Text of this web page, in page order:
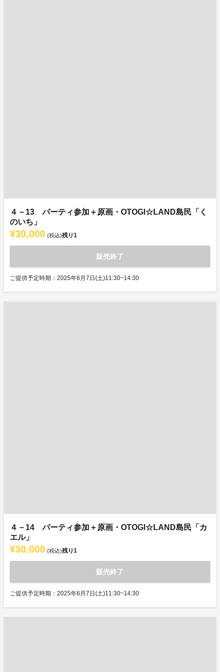
４－13 パーティ参加＋原画・OTOGI☆LAND島民「く
のいち」
¥30,000 (税込)残り1
販売終了
ご提供予定時期：2025年6月7日(土)11:30~14:30
４－14 パーティ参加＋原画・OTOGI☆LAND島民「カ
エル」
¥30,000 (税込)残り1
販売終了
ご提供予定時期：2025年6月7日(土)11:30~14:30